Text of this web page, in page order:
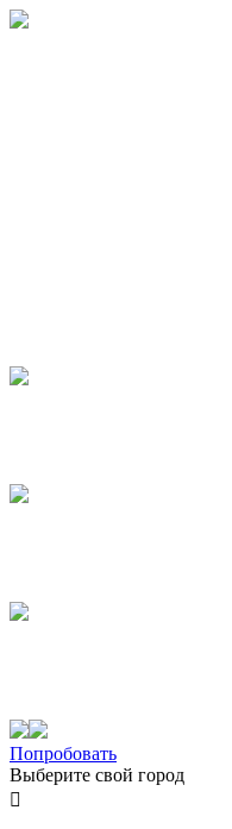
Попробовать
Выберите свой город
